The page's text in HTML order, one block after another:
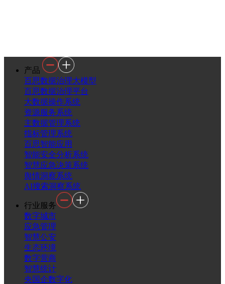
产品
百思数据治理大模型
百思数据治理平台
大数据操作系统
资源服务系统
主数据管理系统
指标管理系统
百思智能应用
智能安全分析系统
智慧应急决策系统
舆情洞察系统
AI搜索洞察系统
行业服务
数字城市
应急管理
智慧公安
生态环境
数字营商
智慧统计
央国企数字化